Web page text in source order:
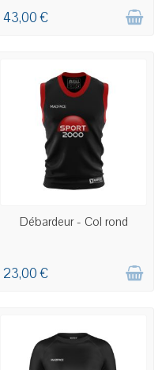
43,00 €
COMMANDE PERSONNALISÉE
Débardeur - Col rond
23,00 €